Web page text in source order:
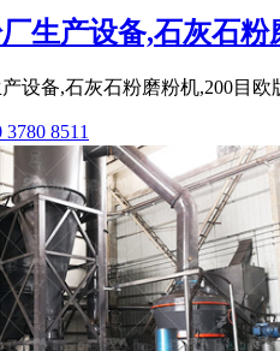
生产设备,石灰石粉
设备,石灰石粉磨粉机,200目
8511